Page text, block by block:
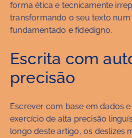
forma ética e tecnicamente
transformando o seu texto
fundamentado e fidedigno.
Escrita com
precisão
Escrever com base em dados
exercício de alta precisão
longo deste artigo, os deslizes